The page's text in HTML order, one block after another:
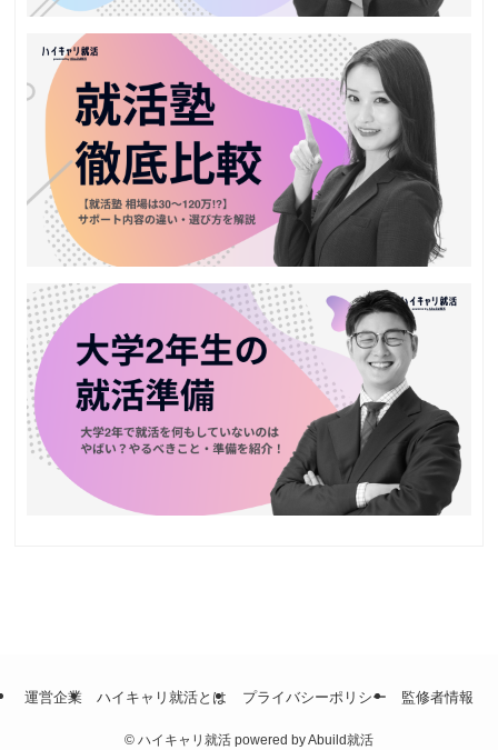
運営企業 ハイキャリ就活とは プライバシーポリシー 監修者情報
© ハイキャリ就活 powered by Abuild就活